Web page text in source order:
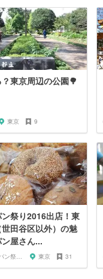
？東京周辺の公園🌳
東京 9
祭り2016出店！東
田谷区以外）の魅
屋さん...
世田谷パン祭り実行委員会 東京 31